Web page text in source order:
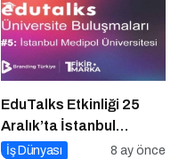
EduTalks Etkinliği 25
Aralık’ta İstanbul
Medipol
İş Dünyası 8 ay önce